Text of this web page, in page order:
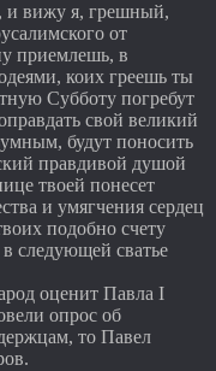
и вижу я, грешный,
от
приемлешь, в
коих греешь ты
Субботу погребут
свой великий
будут поносить
правдивой душой
твоей понесет
и умягчения сердец
подобно счету
следующей сватье
оценит Павла I
опрос об
то Павел